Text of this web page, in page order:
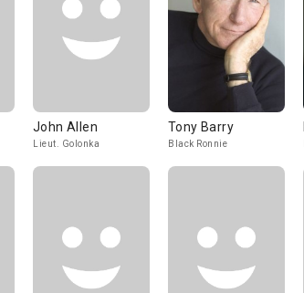
John Allen
Lieut. Golonka
Tony Barry
Black Ronnie